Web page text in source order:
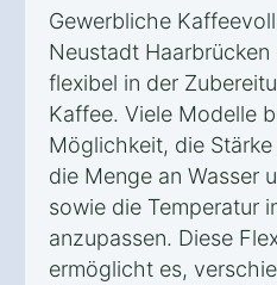
Gewerbliche
Neustadt Haarbrücken
flexibel in der
Kaffee. Viele Modelle
Möglichkeit, die
die Menge an Wasser
sowie die Temperatur
anzupassen. Diese
ermöglicht es,